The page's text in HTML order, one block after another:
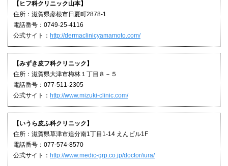
【ヒフ科クリニック山本】
住所：滋賀県彦根市日夏町2878-1
電話番号：0749-25-4116
公式サイト： http://dermaclinicyamamoto.com/
【みずき皮フ科クリニック】
住所：滋賀県大津市梅林１丁目８－５
電話番号：077-511-2305
公式サイト： http://www.mizuki-clinic.com/
【いうら皮ふ科クリニック】
住所：滋賀県草津市追分南1丁目1-14 えんビル1F
電話番号：077-574-8570
公式サイト： http://www.medic-grp.co.jp/doctor/iura/